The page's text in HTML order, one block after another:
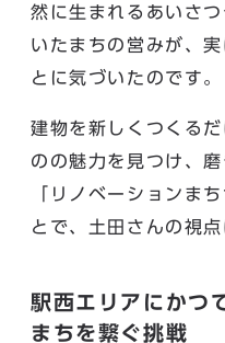
然に生まれるあいさ
いたまちの営みが、
とに気づいたのです。
建物を新しくつくる
のの魅力を見つけ、
「リノベーションま
とで、土田さんの視
駅西エリアにか
まちを繋ぐ挑戦